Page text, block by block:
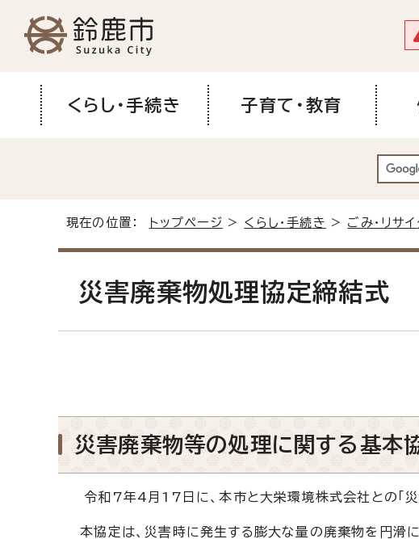
くらし・手続き 子育て・教育
現在の位置： トップページ > くらし・手続き > ごみ・リサ
災害廃棄物処理協定締結式
災害廃棄物等の処理に関する基本
令和7年4月17日に、本市と大栄環境株式会社との「災
本協定は、災害時に発生する膨大な量の廃棄物を円滑